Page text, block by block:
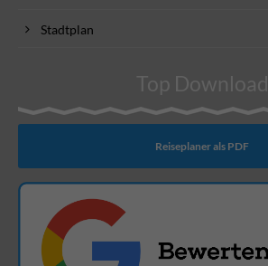
Stadtplan
Top Download
Reiseplaner als PDF